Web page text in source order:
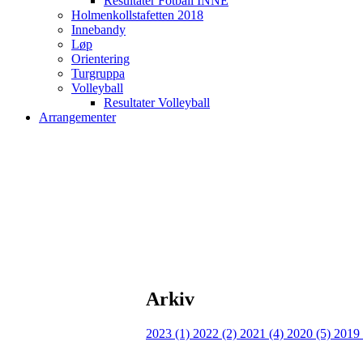
Holmenkollstafetten 2018
Innebandy
Løp
Orientering
Turgruppa
Volleyball
Resultater Volleyball
Arrangementer
Arkiv
2023 (1) 2022 (2) 2021 (4) 2020 (5) 2019